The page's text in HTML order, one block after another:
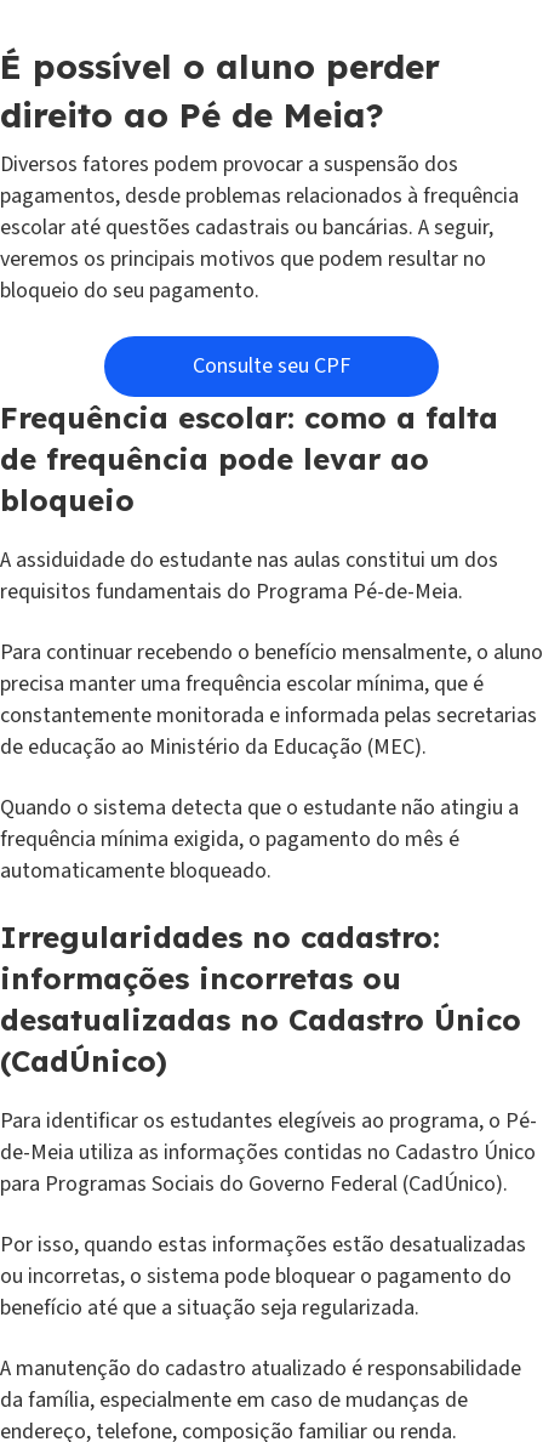
É possível o aluno perder
direito ao Pé de Meia?
Diversos fatores podem provocar a suspensão dos
pagamentos, desde problemas relacionados à frequência
escolar até questões cadastrais ou bancárias. A seguir,
veremos os principais motivos que podem resultar no
bloqueio do seu pagamento.
Consulte seu CPF
Frequência escolar: como a falta
de frequência pode levar ao
bloqueio
A assiduidade do estudante nas aulas constitui um dos
requisitos fundamentais do Programa Pé-de-Meia.
Para continuar recebendo o benefício mensalmente, o aluno
precisa manter uma frequência escolar mínima, que é
constantemente monitorada e informada pelas secretarias
de educação ao Ministério da Educação (MEC).
Quando o sistema detecta que o estudante não atingiu a
frequência mínima exigida, o pagamento do mês é
automaticamente bloqueado.
Irregularidades no cadastro:
informações incorretas ou
desatualizadas no Cadastro Único
(CadÚnico)
Para identificar os estudantes elegíveis ao programa, o Pé-
de-Meia utiliza as informações contidas no Cadastro Único
para Programas Sociais do Governo Federal (CadÚnico).
Por isso, quando estas informações estão desatualizadas
ou incorretas, o sistema pode bloquear o pagamento do
benefício até que a situação seja regularizada.
A manutenção do cadastro atualizado é responsabilidade
da família, especialmente em caso de mudanças de
endereço, telefone, composição familiar ou renda.